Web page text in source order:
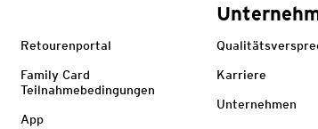
Retourenportal
Family Card
Teilnahmebedingungen
App
Karriere
Unternehmen